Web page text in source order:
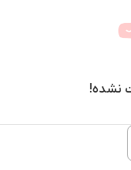
نشده!